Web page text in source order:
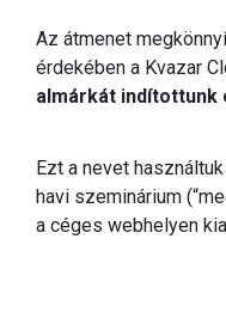
Az átmenet
érdekében a Kvazar
almárkát indítottunk
Ezt a nevet
havi szeminárium
a céges webhelyen